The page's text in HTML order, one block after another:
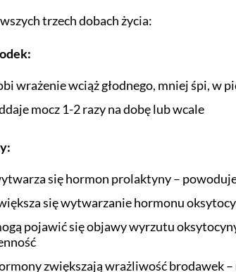
trzech dobach życia:
wrażenie wciąż głodnego, mniej śpi, w
mocz 1-2 razy na dobę lub wcale
się hormon prolaktyny –
się wytwarzanie hormonu
pojawić się objawy wyrzutu
zwiększają wrażliwość brodawek